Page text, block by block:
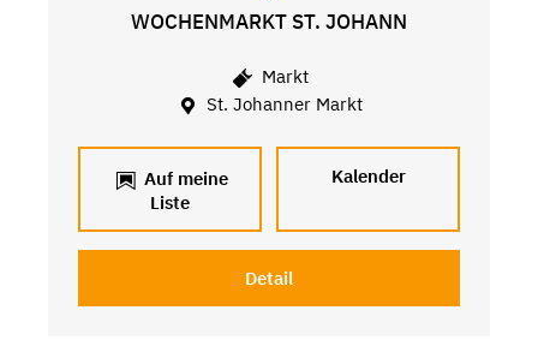
WOCHENMARKT ST. JOHANN
Markt
St. Johanner Markt
Auf meine
Liste
Kalender
Detail